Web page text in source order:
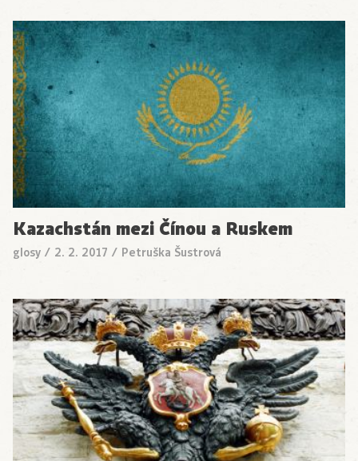
Kazachstán mezi Čínou a Ruskem
glosy / 2. 2. 2017 / Petruška Šustrová